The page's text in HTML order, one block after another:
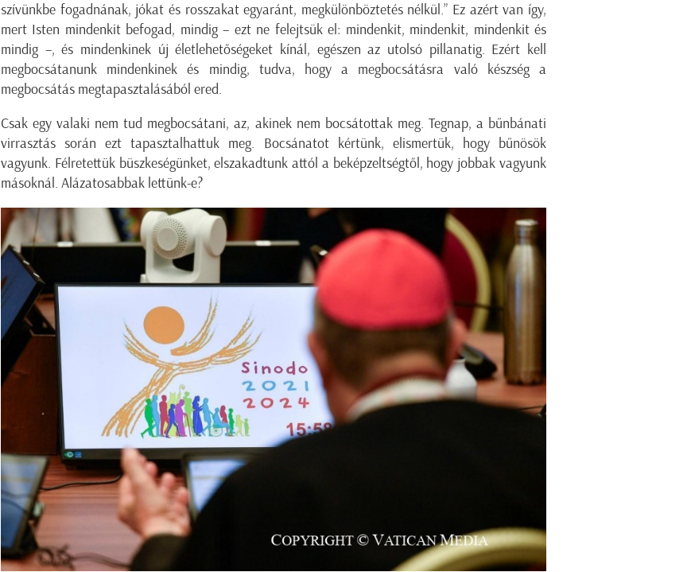
szívünkbe fogadnának, jókat és rosszakat egyaránt, megkülönböztetés nélkül.” Ez azért van így,
mert Isten mindenkit befogad, mindig – ezt ne felejtsük el: mindenkit, mindenkit, mindenkit és
mindig –, és mindenkinek új életlehetőségeket kínál, egészen az utolsó pillanatig. Ezért kell
megbocsátanunk mindenkinek és mindig, tudva, hogy a megbocsátásra való készség a
megbocsátás megtapasztalásából ered.
Csak egy valaki nem tud megbocsátani, az, akinek nem bocsátottak meg. Tegnap, a bűnbánati
virrasztás során ezt tapasztalhattuk meg. Bocsánatot kértünk, elismertük, hogy bűnösök
vagyunk. Félretettük büszkeségünket, elszakadtunk attól a beképzeltségtől, hogy jobbak vagyunk
másoknál. Alázatosabbak lettünk-e?